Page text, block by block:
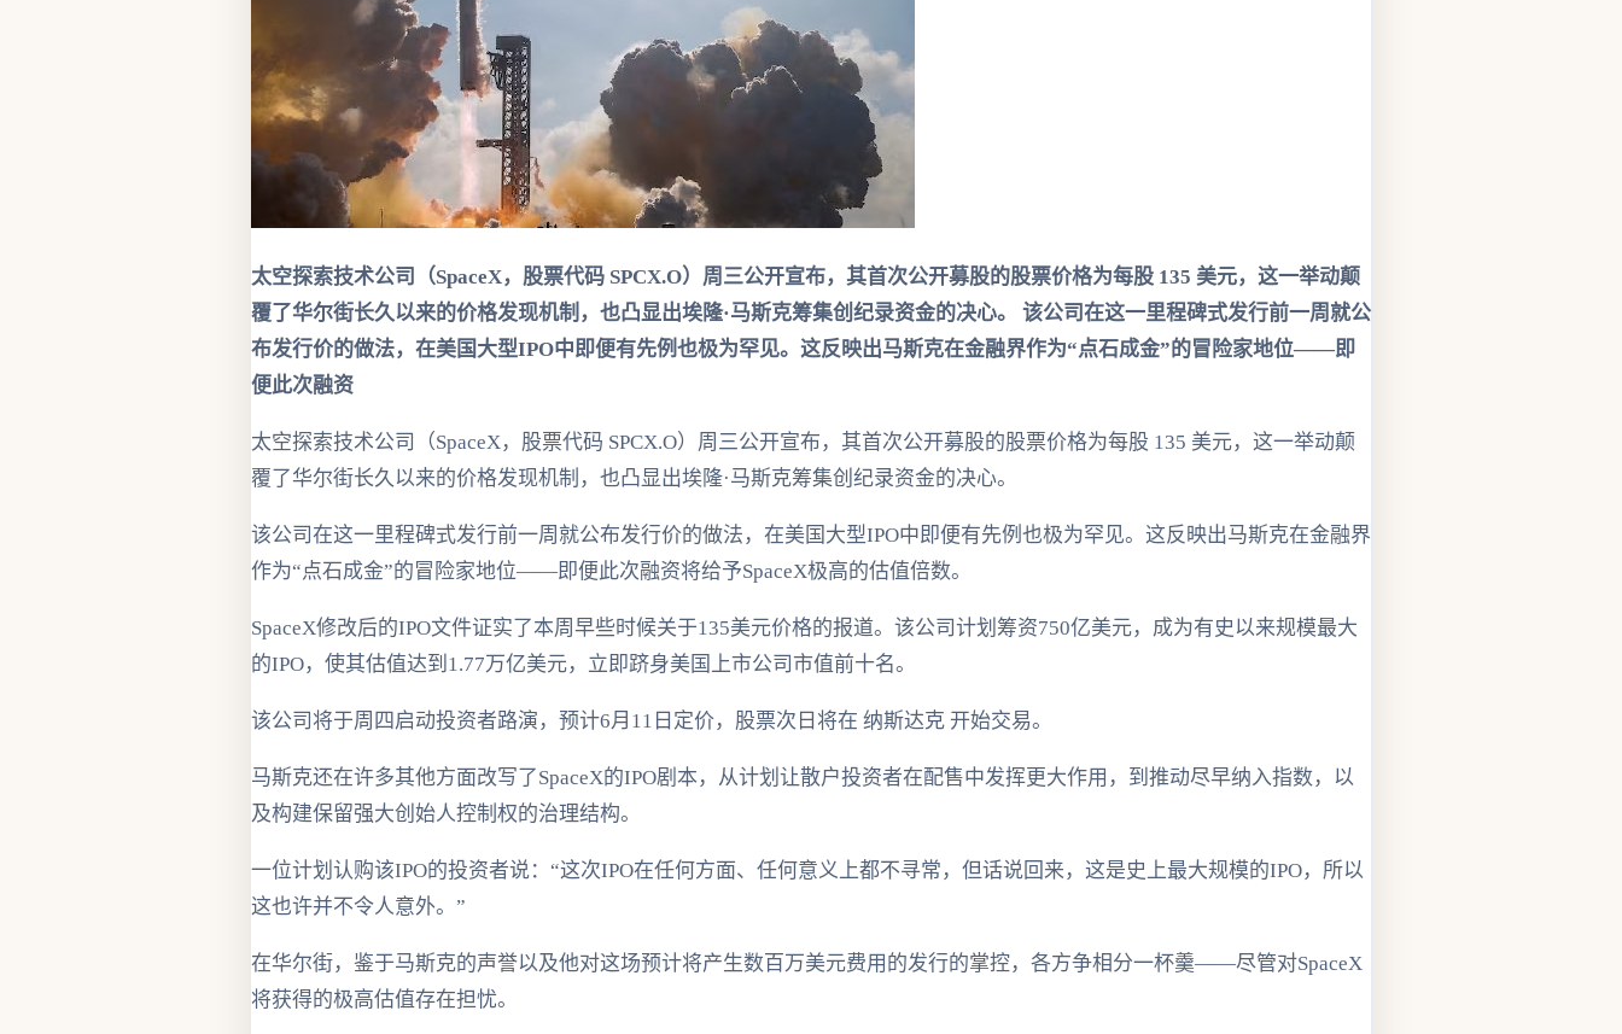
太空探索技术公司（SpaceX，股票代码 SPCX.O）周三公开宣布，其首次公开募股的股票价格为每股 135 美元，这一举动颠
覆了华尔街长久以来的价格发现机制，也凸显出埃隆·马斯克筹集创纪录资金的决心。 该公司在这一里程碑式发行前一周就公
布发行价的做法，在美国大型IPO中即便有先例也极为罕见。这反映出马斯克在金融界作为“点石成金”的冒险家地位——即
便此次融资
太空探索技术公司（SpaceX，股票代码 SPCX.O）周三公开宣布，其首次公开募股的股票价格为每股 135 美元，这一举动颠
覆了华尔街长久以来的价格发现机制，也凸显出埃隆·马斯克筹集创纪录资金的决心。
该公司在这一里程碑式发行前一周就公布发行价的做法，在美国大型IPO中即便有先例也极为罕见。这反映出马斯克在金融界
作为“点石成金”的冒险家地位——即便此次融资将给予SpaceX极高的估值倍数。
SpaceX修改后的IPO文件证实了本周早些时候关于135美元价格的报道。该公司计划筹资750亿美元，成为有史以来规模最大
的IPO，使其估值达到1.77万亿美元，立即跻身美国上市公司市值前十名。
该公司将于周四启动投资者路演，预计6月11日定价，股票次日将在 纳斯达克 开始交易。
马斯克还在许多其他方面改写了SpaceX的IPO剧本，从计划让散户投资者在配售中发挥更大作用，到推动尽早纳入指数，以
及构建保留强大创始人控制权的治理结构。
一位计划认购该IPO的投资者说：“这次IPO在任何方面、任何意义上都不寻常，但话说回来，这是史上最大规模的IPO，所以
这也许并不令人意外。”
在华尔街，鉴于马斯克的声誉以及他对这场预计将产生数百万美元费用的发行的掌控，各方争相分一杯羹——尽管对SpaceX
将获得的极高估值存在担忧。